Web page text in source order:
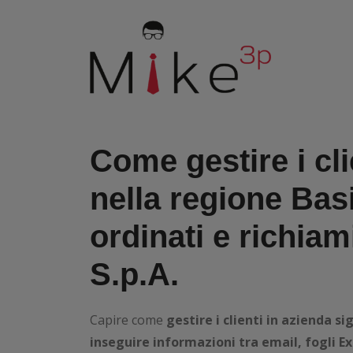
Come gestire i
nella regione
ordinati e
S.p.A.
Capire come gestire i clienti in azienda
inseguire informazioni tra email, fogli